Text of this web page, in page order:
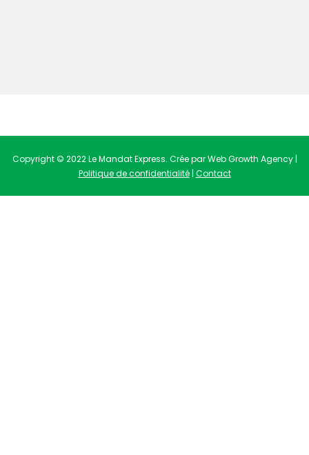
Copyright © 2022 Le Mandat Express. Crée par Web Growth Agency |
Politique de confidentialité| Contact